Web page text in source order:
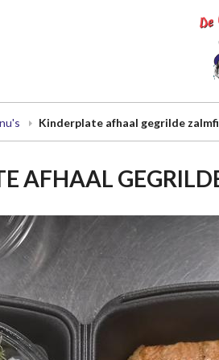
Kinderplate afhaal gegrilde
AFHAAL